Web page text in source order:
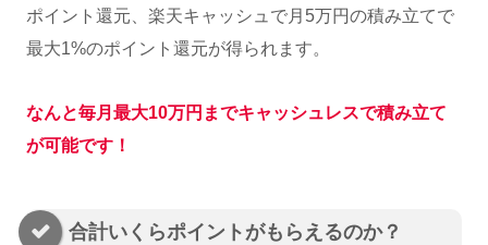
ポイント還元、楽天キャッシュで月5万円の積み立てで
最大1%のポイント還元が得られます。
なんと毎月最大10万円までキャッシュレスで積み立て
が可能です！
合計いくらポイントがもらえるのか？